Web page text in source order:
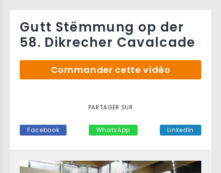
Gutt Stëmmung op der
58. Dikrecher Cavalcade
Commander cette vidéo
PARTAGER SUR
Facebook WhatsApp LinkedIn